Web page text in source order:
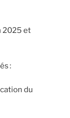
2025 et
:
du